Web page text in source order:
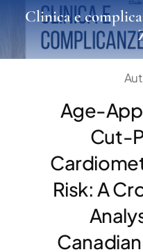
VUOI
Clinica e
Age-
Cut-
Risk: A